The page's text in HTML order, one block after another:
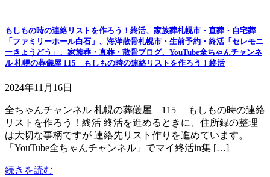
もしもの時の連絡リストを作ろう！終活、家族葬札幌市・直葬・自宅葬
「ファミリーホール白石」、海洋散骨札幌市・生前予約・終活「セレモニ
ーきょうどう」、家族葬・直葬・散骨ブログ、YouTube全ちゃんチャンネ
ル 札幌の葬儀屋 115 もしもの時の連絡リストを作ろう！終活
2024年11月16日
全ちゃんチャンネル 札幌の葬儀屋 115 もしもの時の連絡
リストを作ろう！終活 終活を進めるときに、住所録の整理
は大切な事柄ですが 連絡先リスト作りを進めています。
「YouTube全ちゃんチャンネル」でマイ終活in集 […]
続きを読む